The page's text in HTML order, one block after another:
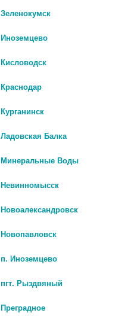
Зеленокумск
Иноземцево
Кисловодск
Краснодар
Курганинск
Ладовская Балка
Минеральные Воды
Невинномысск
Новоалександровск
Новопавловск
п. Иноземцево
пгт. Рыздвяный
Преградное